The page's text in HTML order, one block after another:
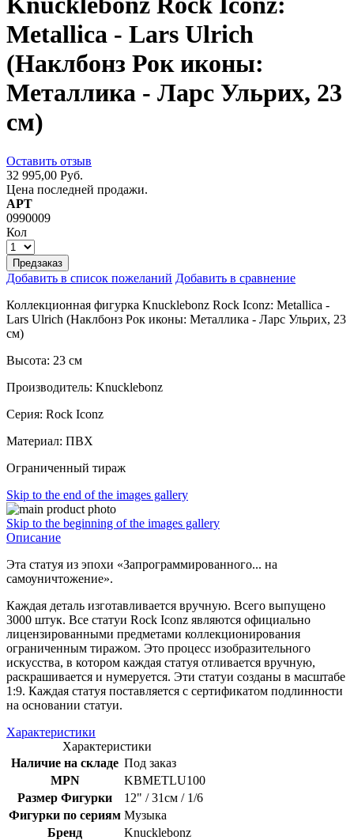
Metallica - Lars Ulrich
(Наклбонз Рок иконы:
Металлика - Ларс Ульрих, 23
см)
Оставить отзыв
32 995,00 Руб.
Цена последней продажи.
АРТ
0990009
Кол
Предзаказ
Добавить в список пожеланий Добавить в сравнение
Коллекционная фигурка Knucklebonz Rock Iconz: Metallica -
Lars Ulrich (Наклбонз Рок иконы: Металлика - Ларс Ульрих, 23
см)
Высота: 23 см
Производитель: Knucklebonz
Серия: Rock Iconz
Материал: ПВХ
Ограниченный тираж
Skip to the end of the images gallery
Skip to the beginning of the images gallery
Описание
Эта статуя из эпохи «Запрограммированного... на
самоуничтожение».
Каждая деталь изготавливается вручную. Всего выпущено
3000 штук. Все статуи Rock Iconz являются официально
лицензированными предметами коллекционирования
ограниченным тиражом. Это процесс изобразительного
искусства, в котором каждая статуя отливается вручную,
раскрашивается и нумеруется. Эти статуи созданы в масштабе
1:9. Каждая статуя поставляется с сертификатом подлинности
на основании статуи.
Характеристики
Характеристики
Наличие на складе Под заказ
MPN
KBMETLU100
Размер Фигурки
12" / 31см / 1/6
Фигурки по сериям Музыка
Бренд
Knucklebonz